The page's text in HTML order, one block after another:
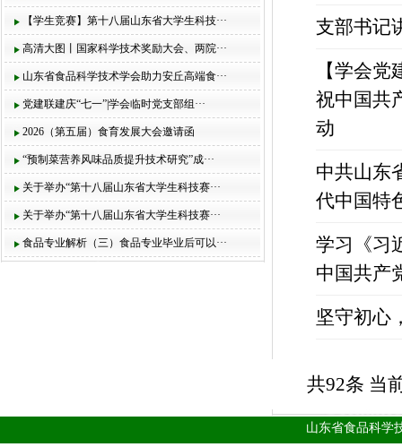
【学生竞赛】第十八届山东省大学生科技···
高清大图丨国家科学技术奖励大会、两院···
山东省食品科学技术学会助力安丘高端食···
党建联建庆“七一”|学会临时党支部组···
2026（第五届）食育发展大会邀请函
“预制菜营养风味品质提升技术研究”成···
关于举办“第十八届山东省大学生科技赛···
关于举办“第十八届山东省大学生科技赛···
食品专业解析（三）食品专业毕业后可以···
支部书记
【学会
祝中国共
动
中共山东
代中国特
学习《习
中国共产
坚守初心
共92条 当
山东省食品科